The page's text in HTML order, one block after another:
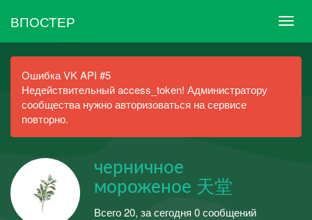
ВПОСТЕР
Ошибка VK API #5
Недействительный access_token! Администратору
сообщества нужно авторизоваться на сервисе
повторно.
черничное
мороженое 天堂
Всего 20, за сегодня 0 сообщений